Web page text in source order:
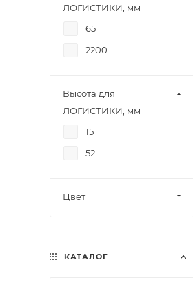
ЛОГИСТИКИ, мм
65
2200
Высота для
ЛОГИСТИКИ, мм
15
52
Цвет
КАТАЛОГ